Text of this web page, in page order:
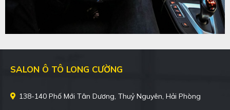
SALON Ô TÔ LONG CƯỜNG
138-140 Phố Mới Tân Dương, Thuỷ Nguyên, Hải Phòng